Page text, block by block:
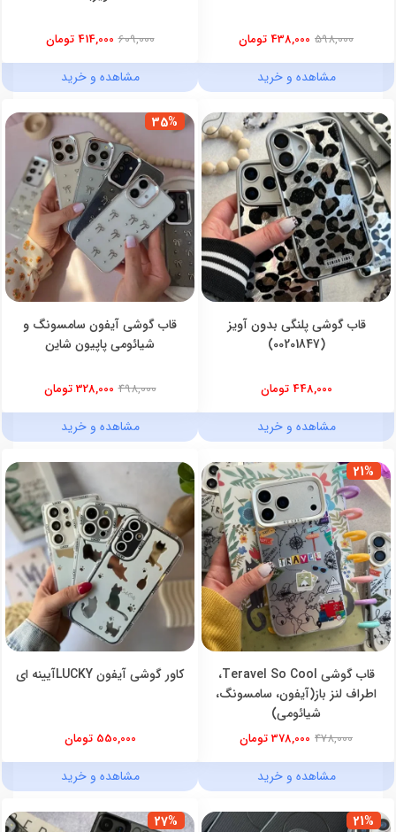
598,000 438,000 تومان
مشاهده و خرید
609,000 414,000 تومان
مشاهده و خرید
قاب گوشی پلنگی بدون آویز
(00201847)
448,000 تومان
مشاهده و خرید
35%
قاب گوشی آیفون سامسونگ و
شیائومی پاپیون شاین
498,000 328,000 تومان
مشاهده و خرید
21%
قاب گوشی Teravel So Cool،
اطراف لنز باز(آیفون، سامسونگ،
شیائومی)
478,000 378,000 تومان
مشاهده و خرید
کاور گوشی آیفون LUCKYآیینه ای
550,000 تومان
مشاهده و خرید
21%
27%